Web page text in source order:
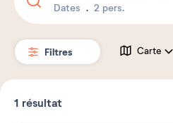
Dates 2 pers.
Filtres Carte
1 résultat